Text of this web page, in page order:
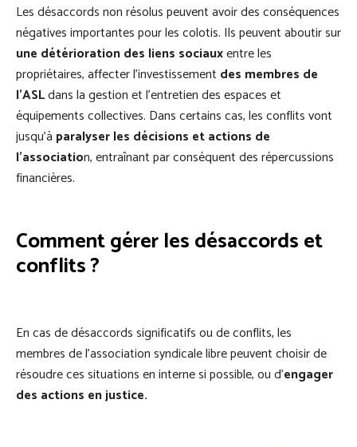
Les désaccords non résolus peuvent avoir des conséquences
négatives importantes pour les colotis. Ils peuvent aboutir sur
une détérioration des liens sociauxentre les
propriétaires, affecter l’investissement des membres de
l’ASLdans la gestion et l’entretien des espaces et
équipements collectives. Dans certains cas, les conflits vont
jusqu’à paralyser les décisions et actions de
l’association, entraînant par conséquent des répercussions
financières.
Comment gérer les désaccords et
conflits ?
En cas de désaccords significatifs ou de conflits, les
membres de l’association syndicale libre peuvent choisir de
résoudre ces situations en interne si possible, ou d’engager
des actions en justice.